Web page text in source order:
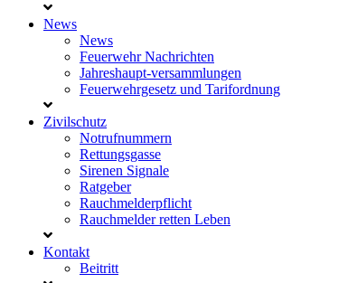
News
News
Feuerwehr Nachrichten
Jahreshaupt-versammlungen
Feuerwehrgesetz und Tarifordnung
Zivilschutz
Notrufnummern
Rettungsgasse
Sirenen Signale
Ratgeber
Rauchmelderpflicht
Rauchmelder retten Leben
Kontakt
Beitritt